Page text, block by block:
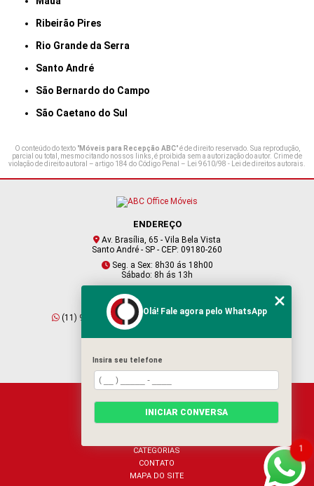
Ribeirão Pires
Rio Grande da Serra
Santo André
São Bernardo do Campo
São Caetano do Sul
O conteúdo do texto "Móveis para Recepção ABC" é de direito reservado. Sua reprodução,
parcial ou total, mesmo citando nossos links, é proibida sem a autorização do autor. Crime de
violação de direito autoral – artigo 184 do Código Penal –
Lei 9610/98 - Lei de direitos autorais
ENDEREÇO
Av. Brasília, 65 - Vila Bela Vista
Santo André - SP - CEP: 09180-260
Seg. a Sex: 8h30 ás 18h00
Sábado: 8h ás 13h
CONTATO
(11) 95409-2229
(11) 4901-6045
HOME
SOBRE NÓS
PRODUTOS
CATEGORIAS
CONTATO
MAPA DO SITE
1
Olá! Fale agora pelo WhatsApp
Insira seu telefone
INICIAR CONVERSA